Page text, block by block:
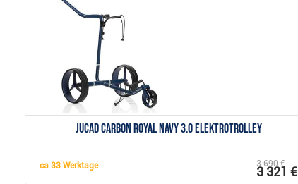
JuCad Carbon Royal Navy 3.0 Elektrotrolley
ca 33 Werktage 3 690 €
3 321 €